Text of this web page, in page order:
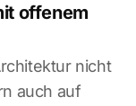
offenem
nicht
auch auf